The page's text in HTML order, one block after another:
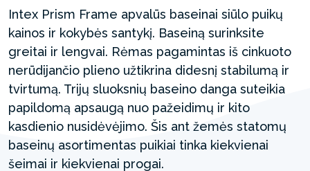
Intex Prism Frame apvalūs baseinai siūlo puikų
kainos ir kokybės santykį. Baseiną surinksite
greitai ir lengvai. Rėmas pagamintas iš cinkuoto
nerūdijančio plieno užtikrina didesnį stabilumą ir
tvirtumą. Trijų sluoksnių baseino danga suteikia
papildomą apsaugą nuo pažeidimų ir kito
kasdienio nusidėvėjimo. Šis ant žemės statomų
baseinų asortimentas puikiai tinka kiekvienai
šeimai ir kiekvienai progai.